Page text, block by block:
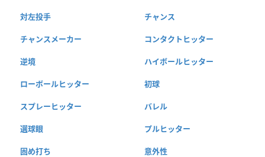
対左投手 チャンス
チャンスメーカー コンタクトヒッター
逆境 ハイボールヒッター
ローボールヒッター 初球
スプレーヒッター バレル
選球眼 プルヒッター
固め打ち 意外性